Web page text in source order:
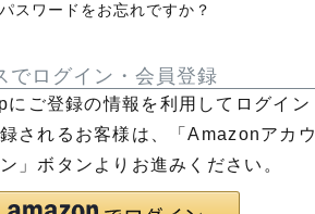
パスワードをお忘れですか？
でログイン・会員登録
ご登録の情報を利用してログイン
されるお客様は、「Amazonアカウ
」ボタンよりお進みください。